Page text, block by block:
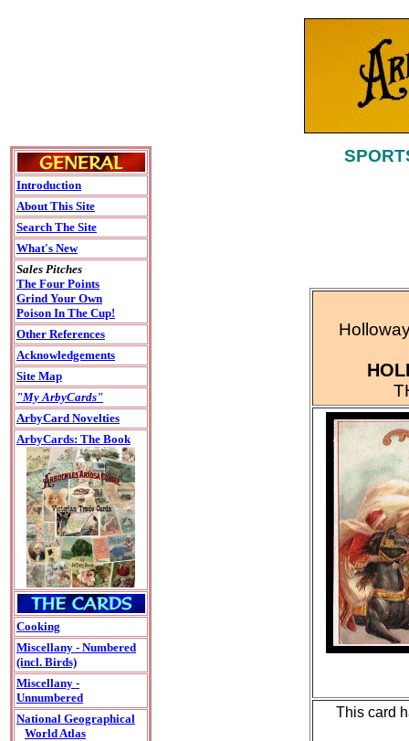
Introduction
About This Site
Search The Site
What's New
Sales Pitches
The Four Points
Grind Your Own
Poison In The Cup!
Other References
Acknowledgements
Site Map
"My ArbyCards"
ArbyCard Novelties
ArbyCards: The Book
Cooking
Miscellany - Numbered
(incl. Birds)
Miscellany -
Unnumbered
National Geographical
World Atlas
This card